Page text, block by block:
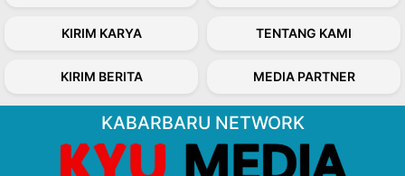
KIRIM KARYA TENTANG KAMI
KIRIM BERITA MEDIA PARTNER
KABARBARU NETWORK